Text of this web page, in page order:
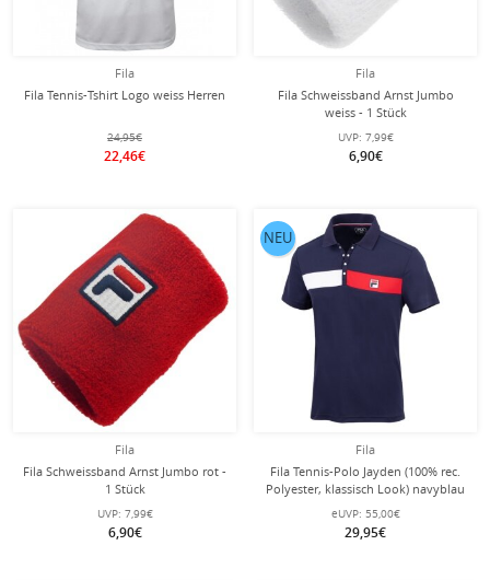
Fila
Fila Tennis-Tshirt Logo weiss Herren
24,95€
22,46€
Fila
Fila Schweissband Arnst Jumbo
weiss - 1 Stück
UVP: 7,99€
6,90€
Fila
Fila Schweissband Arnst Jumbo rot -
1 Stück
UVP: 7,99€
6,90€
Fila
Fila Tennis-Polo Jayden (100% rec.
Polyester, klassisch Look) navyblau
Herren
eUVP: 55,00€
29,95€
NEU